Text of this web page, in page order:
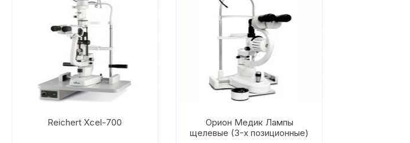
Reichert Xcel-700
Орион Медик Лампы
щелевые (3-х позиционные)